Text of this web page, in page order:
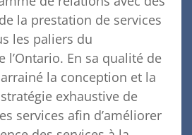
la prestation de services
les paliers du
l’Ontario. En sa qualité de
la conception et la
exhaustive de
services afin d’améliorer